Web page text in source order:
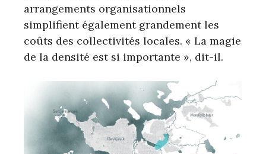
arrangements organisationnels
simplifient également grandement les
coûts des collectivités locales. « La magie
de la densité est si importante », dit-il.